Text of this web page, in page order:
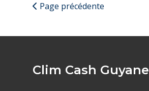
Page précédente
Clim Cash Guyane